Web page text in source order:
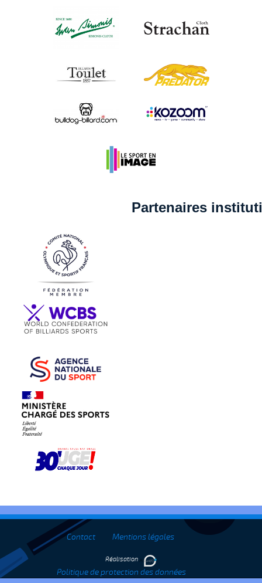
Partenaires
Contact Mentions légales
Politique de protection des données
Réalisation